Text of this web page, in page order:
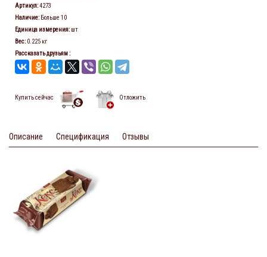
Артикул:4273
Наличие: Больше 10
Единица измерения: шт
Вес: 0.225 кг
Рассказать друзьям:
Купить сейчас Отложить
Описание Спецификация Отзывы